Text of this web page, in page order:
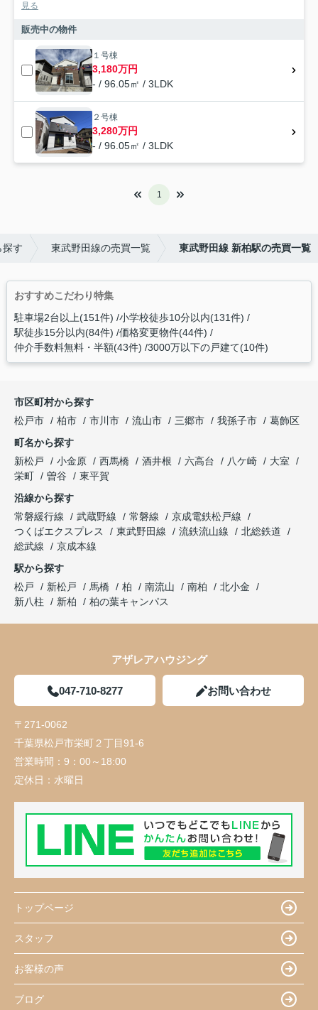
見る
販売中の物件
１号棟
3,180万円
- / 96.05㎡ / 3LDK
２号棟
3,280万円
- / 96.05㎡ / 3LDK
1
探す 東武野田線の売買一覧 東武野田線 新柏駅の売買一覧
おすすめこだわり特集
駐車場2台以上(151件) 小学校徒歩10分以内(131件)
駅徒歩15分以内(84件) 価格変更物件(44件)
仲介手数料無料・半額(43件) 3000万以下の戸建て(10件)
市区町村から探す
松戸市
柏市 市川市 流山市 三郷市 我孫子市
葛飾区
町名から探す
新松戸
小金原 西馬橋 酒井根 六高台 八ケ崎
大室
栄町
曽谷
東平賀
沿線から探す
常磐緩行線
武蔵野線 常磐線
京成電鉄松戸線
つくばエクスプレス
東武野田線 流鉄流山線
北総鉄道
総武線
京成本線
駅から探す
松戸
新松戸 馬橋 柏 南流山 南柏
北小金
新八柱
新柏 柏の葉キャンパス
アザレアハウジング
047-710-8277 お問い合わせ
〒271-0062
千葉県松戸市栄町２丁目91-6
営業時間： 9：00～18:00
定休日： 水曜日
トップページ
スタッフ
お客様の声
ブログ